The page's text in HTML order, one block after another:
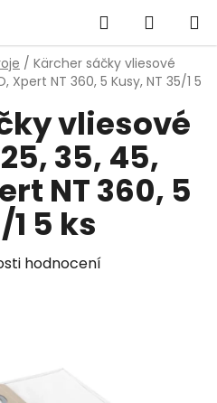
Hledat
KOŠÍK
/ Kärcher sáčky vliesové
Xpert NT 360, 5 Kusy, NT 35/1 5
vliesové
35, 45,
NT 360, 5
5 ks
hodnocení